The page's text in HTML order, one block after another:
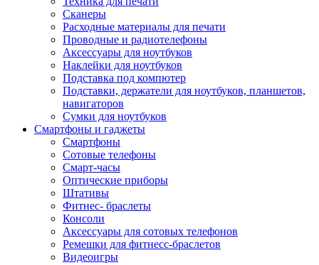
Сканеры
Расходные материалы для печати
Проводные и радиотелефоны
Аксессуары для ноутбуков
Наклейки для ноутбуков
Подставка под компютер
Подставки, держатели для ноутбуков, планшетов,
навигаторов
Сумки для ноутбуков
Смартфоны и гаджеты
Смартфоны
Сотовые телефоны
Смарт-часы
Оптические приборы
Штативы
Фитнес- браслеты
Консоли
Аксессуары для сотовых телефонов
Ремешки для фитнесс-браслетов
Видеоигры